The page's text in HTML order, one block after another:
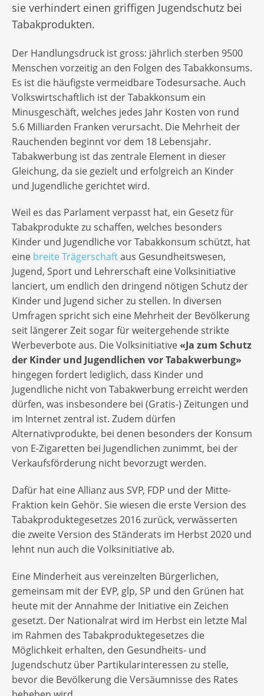
sie verhindert einen griffigen Jugendschutz bei
Tabakprodukten.
Der Handlungsdruck ist gross: jährlich sterben 9500
Menschen vorzeitig an den Folgen des Tabakkonsums.
Es ist die häufigste vermeidbare Todesursache. Auch
Volkswirtschaftlich ist der Tabakkonsum ein
Minusgeschäft, welches jedes Jahr Kosten von rund
5.6 Milliarden Franken verursacht. Die Mehrheit der
Rauchenden beginnt vor dem 18 Lebensjahr.
Tabakwerbung ist das zentrale Element in dieser
Gleichung, da sie gezielt und erfolgreich an Kinder
und Jugendliche gerichtet wird.
Weil es das Parlament verpasst hat, ein Gesetz für
Tabakprodukte zu schaffen, welches besonders
Kinder und Jugendliche vor Tabakkonsum schützt, hat
eine breite Trägerschaftaus Gesundheitswesen,
Jugend, Sport und Lehrerschaft eine Volksinitiative
lanciert, um endlich den dringend nötigen Schutz der
Kinder und Jugend sicher zu stellen. In diversen
Umfragen spricht sich eine Mehrheit der Bevölkerung
seit längerer Zeit sogar für weitergehende strikte
Werbeverbote aus. Die Volksinitiative«Ja zum Schutz
der Kinder und Jugendlichen vor Tabakwerbung»
hingegen fordert lediglich, dass Kinder und
Jugendliche nicht von Tabakwerbung erreicht werden
dürfen, was insbesondere bei (Gratis-) Zeitungen und
im Internet zentral ist. Zudem dürfen
Alternativprodukte, bei denen besonders der Konsum
von E-Zigaretten bei Jugendlichen zunimmt, bei der
Verkaufsförderung nicht bevorzugt werden.
Dafür hat eine Allianz aus SVP, FDP und der Mitte-
Fraktion kein Gehör. Sie wiesen die erste Version des
Tabakproduktegesetzes 2016 zurück, verwässerten
die zweite Version des Ständerats im Herbst 2020 und
lehnt nun auch die Volksinitiative ab.
Eine Minderheit aus vereinzelten Bürgerlichen,
gemeinsam mit der EVP, glp, SP und den Grünen hat
heute mit der Annahme der Initiative ein Zeichen
gesetzt. Der Nationalrat wird im Herbst ein letzte Mal
im Rahmen des Tabakproduktegesetzes die
Möglichkeit erhalten, den Gesundheits- und
Jugendschutz über Partikularinteressen zu stelle,
bevor die Bevölkerung die Versäumnisse des Rates